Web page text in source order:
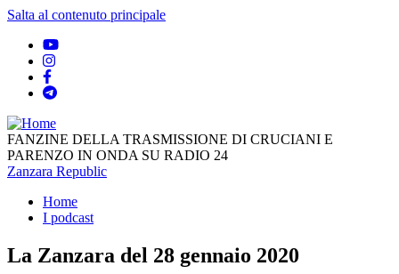
Salta al contenuto principale
FANZINE DELLA TRASMISSIONE DI CRUCIANI E
PARENZO IN ONDA SU RADIO 24
Zanzara Republic
Home
I podcast
La Zanzara del 28 gennaio 2020